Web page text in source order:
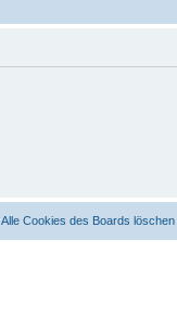
Alle Cookies des Boards löschen